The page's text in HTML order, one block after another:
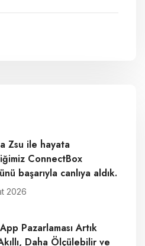
Zsu ile hayata
ConnectBox
başarıyla canlıya aldık.
2026
Pazarlaması Artık
Daha Ölçülebilir ve